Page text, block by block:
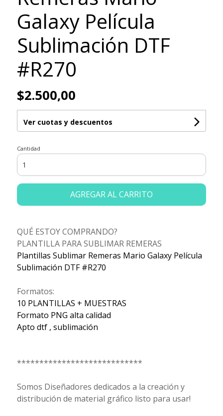
Galaxy Película
Sublimación DTF
#R270
$2.500,00
Ver cuotas y descuentos
Cantidad
AGREGAR AL CARRITO
QUÉ ESTOY COMPRANDO?
PLANTILLA PARA SUBLIMAR REMERAS
Plantillas Sublimar Remeras Mario Galaxy Película
Sublimación DTF #R270
Formatos:
10 PLANTILLAS + MUESTRAS
Formato PNG alta calidad
Apto dtf , sublimación
****************************
Somos Diseñadores dedicados a la creación y
distribución de material gráfico listo para usar!